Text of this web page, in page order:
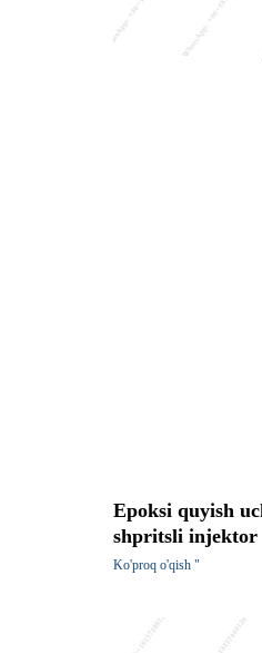
Epoksi quyish
shpritsli injektor
Ko'proq o'qish "